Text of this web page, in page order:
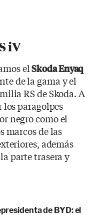
iV
elSkoda Enyaq
de la gama y el
RS de Skoda. A
paragolpes
negro como el
marcos de las
además
parte trasera y
de BYD: el